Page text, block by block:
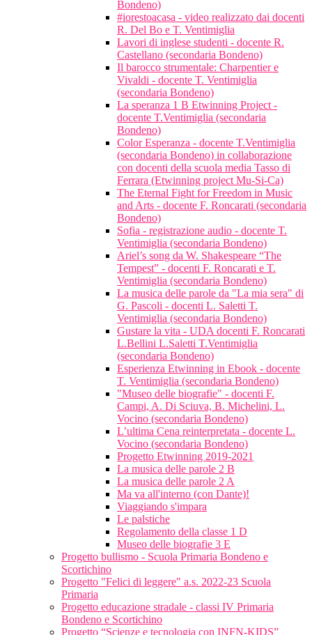
Bondeno)
#iorestoacasa - video realizzato dai docenti
R. Del Bo e T. Ventimiglia
Lavori di inglese studenti - docente R.
Castellano (secondaria Bondeno)
Il barocco strumentale: Charpentier e
Vivaldi - docente T. Ventimiglia
(secondaria Bondeno)
La speranza 1 B Etwinning Project -
docente T.Ventimiglia (secondaria
Bondeno)
Color Esperanza - docente T.Ventimiglia
(secondaria Bondeno) in collaborazione
con docenti della scuola media Tasso di
Ferrara (Etwinning project Mu-Si-Ca)
The Eternal Fight for Freedom in Music
and Arts - docente F. Roncarati (secondaria
Bondeno)
Sofia - registrazione audio - docente T.
Ventimiglia (secondaria Bondeno)
Ariel’s song da W. Shakespeare “The
Tempest” - docenti F. Roncarati e T.
Ventimiglia (secondaria Bondeno)
La musica delle parole da "La mia sera" di
G. Pascoli - docenti L. Saletti T.
Ventimiglia (secondaria Bondeno)
Gustare la vita - UDA docenti F. Roncarati
L.Bellini L.Saletti T.Ventimiglia
(secondaria Bondeno)
Esperienza Etwinning in Ebook - docente
T. Ventimiglia (secondaria Bondeno)
"Museo delle biografie" - docenti F.
Campi, A. Di Sciuva, B. Michelini, L.
Vocino (secondaria Bondeno)
L’ultima Cena reinterpretata - docente L.
Vocino (secondaria Bondeno)
Progetto Etwinning 2019-2021
La musica delle parole 2 B
La musica delle parole 2 A
Ma va all'interno (con Dante)!
Viaggiando s'impara
Le palstiche
Regolamento della classe 1 D
Museo delle biografie 3 E
Progetto bullismo - Scuola Primaria Bondeno e
Scortichino
Progetto "Felici di leggere" a.s. 2022-23 Scuola
Primaria
Progetto educazione stradale - classi IV Primaria
Bondeno e Scortichino
Progetto “Scienze e tecnologia con INFN-KIDS”